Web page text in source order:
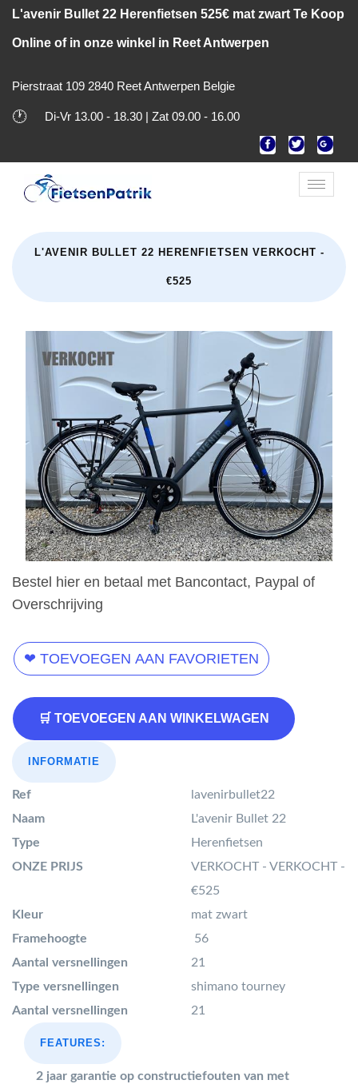
L'avenir Bullet 22 Herenfietsen 525€ mat zwart Te Koop
Online of in onze winkel in Reet Antwerpen
Pierstraat 109 2840 Reet Antwerpen Belgie
🕐 Di-Vr 13.00 - 18.30 | Zat 09.00 - 16.00
Toggle
L'AVENIR BULLET 22 HERENFIETSEN VERKOCHT -
€525
Bestel hier en betaal met Bancontact, Paypal of
Overschrijving
❤ TOEVOEGEN AAN FAVORIETEN
🛒 TOEVOEGEN AAN WINKELWAGEN
INFORMATIE
Ref
lavenirbullet22
Naam
L'avenir Bullet 22
Type
Herenfietsen
ONZE PRIJS
VERKOCHT - VERKOCHT -
€525
Kleur
mat zwart
Framehoogte
56
Aantal versnellingen
21
Type versnellingen
shimano tourney
Aantal versnellingen
21
FEATURES:
2 jaar garantie op constructiefouten van met